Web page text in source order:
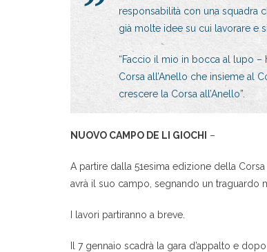
responsabilità con una squadra
già molte idee su cui lavorare e
“Faccio il mio in bocca al lupo –
Corsa all’Anello che insieme al
crescere la Corsa all’Anello”.
NUOVO CAMPO DE LI GIOCHI –
A partire dalla 51esima edizione della
avrà il suo campo, segnando un traguardo
I lavori partiranno a breve.
Il 7 gennaio scadrà la gara d’appalto e